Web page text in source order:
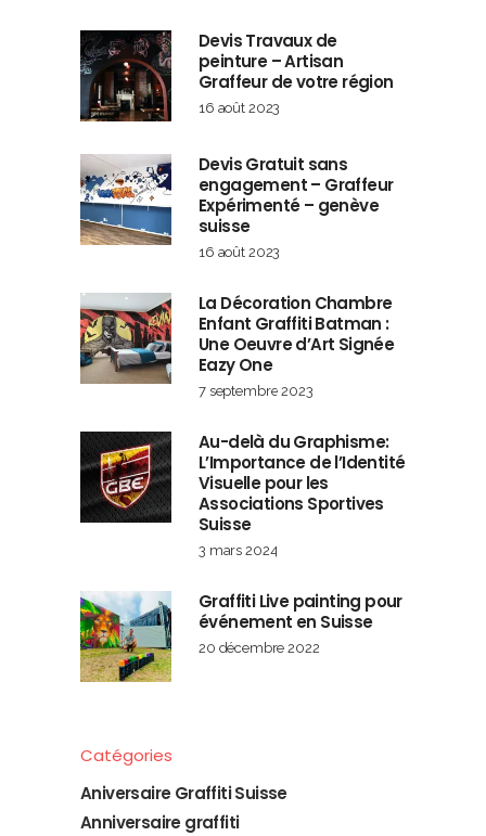
Devis Travaux de
peinture – Artisan
Graffeur de votre région
16 août 2023
Devis Gratuit sans
engagement – Graffeur
Expérimenté – genève
suisse
16 août 2023
La Décoration Chambre
Enfant Graffiti Batman :
Une Oeuvre d’Art Signée
Eazy One
7 septembre 2023
Au-delà du Graphisme:
L’Importance de l’Identité
Visuelle pour les
Associations Sportives
Suisse
3 mars 2024
Graffiti Live painting pour
événement en Suisse
20 décembre 2022
Catégories
Aniversaire Graffiti Suisse
Anniversaire graffiti